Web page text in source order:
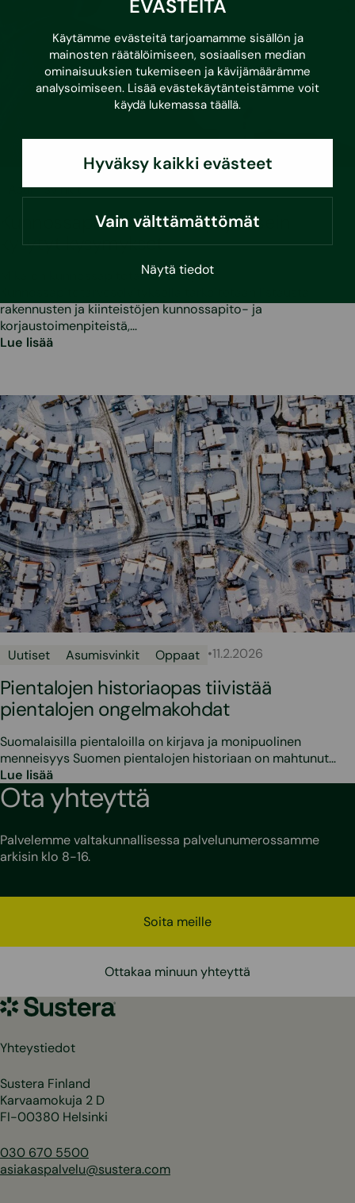
EVÄSTEITÄ
Käytämme evästeitä tarjoamamme sisällön ja
mainosten räätälöimiseen, sosiaalisen median
ominaisuuksien tukemiseen ja kävijämäärämme
analysoimiseen. Lisää evästekäytänteistämme voit
käydä lukemassa täällä.
Hyväksy kaikki evästeet
Vain välttämättömät
Näytä tiedot
Asumisvinkit •3.3.2026
Kunnossapitotarveselvitys ja usein
kysytyt kysymykset
Mikä on kunnossapitotarveselvitys?
rakennusten ja kiinteistöjen kunnossapito- ja
korjaustoimenpiteistä,…
Lue lisää
Uutiset Asumisvinkit Oppaat •11.2.2026
Pientalojen historiaopas tiivistää
pientalojen ongelmakohdat
Suomalaisilla pientaloilla on kirjava ja monipuolinen
menneisyys Suomen pientalojen historiaan on mahtunut…
Lue lisää
Ota yhteyttä
Palvelemme valtakunnallisessa palvelunumerossamme
arkisin klo 8-16.
Soita meille
Ottakaa minuun yhteyttä
Sustera
Yhteystiedot
Sustera Finland
Karvaamokuja 2 D
FI-00380 Helsinki
030 670 5500
asiakaspalvelu@sustera.com